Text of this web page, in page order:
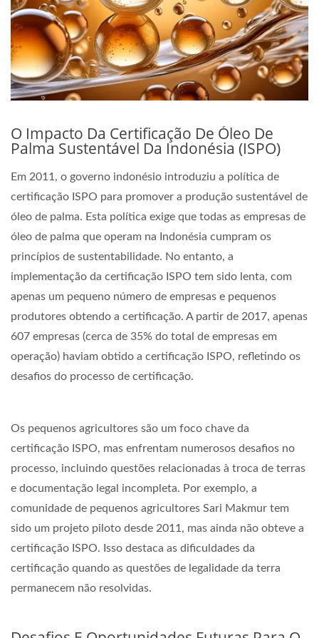
O Impacto Da Certificação De Óleo De
Palma Sustentável Da Indonésia (ISPO)
Em 2011, o governo indonésio introduziu a política de
certificação ISPO para promover a produção sustentável de
óleo de palma. Esta política exige que todas as empresas de
óleo de palma que operam na Indonésia cumpram os
princípios de sustentabilidade. No entanto, a
implementação da certificação ISPO tem sido lenta, com
apenas um pequeno número de empresas e pequenos
produtores obtendo a certificação. A partir de 2017, apenas
607 empresas (cerca de 35% do total de empresas em
operação) haviam obtido a certificação ISPO, refletindo os
desafios do processo de certificação.
Os pequenos agricultores são um foco chave da
certificação ISPO, mas enfrentam numerosos desafios no
processo, incluindo questões relacionadas à troca de terras
e documentação legal incompleta. Por exemplo, a
comunidade de pequenos agricultores Sari Makmur tem
sido um projeto piloto desde 2011, mas ainda não obteve a
certificação ISPO. Isso destaca as dificuldades da
certificação quando as questões de legalidade da terra
permanecem não resolvidas.